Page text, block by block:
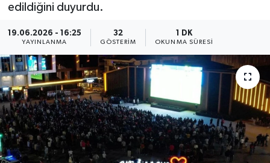
edildiğini duyurdu.
19.06.2026 - 16:25
YAYINLANMA
32
GÖSTERIM
1 DK
OKUNMA SÜRESI